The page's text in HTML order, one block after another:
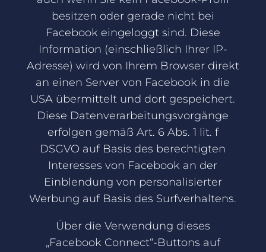
besitzen oder gerade nicht bei
Facebook eingeloggt sind. Diese
Information (einschließlich Ihrer IP-
Adresse) wird von Ihrem Browser direkt
an einen Server von Facebook in die
USA übermittelt und dort gespeichert.
Diese Datenverarbeitungsvorgänge
erfolgen gemäß Art. 6 Abs. 1 lit. f
DSGVO auf Basis des berechtigten
Interesses von Facebook an der
Einblendung von personalisierter
Werbung auf Basis des Surfverhaltens.
Über die Verwendung dieses
„Facebook Connect“-Buttons auf